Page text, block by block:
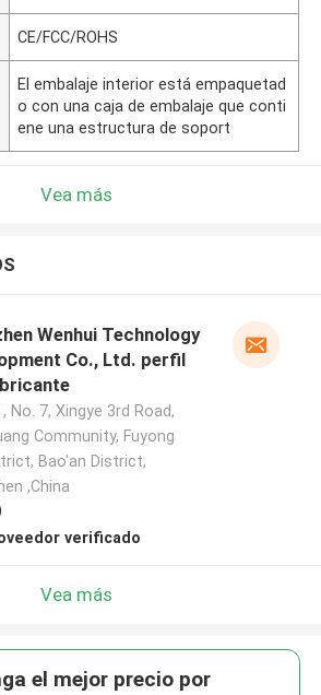
CE/FCC/ROHS
El embalaje interior está empaquetad
o con una caja de embalaje que conti
ene una estructura de soport
Vea más
Wenhui Technology
Co., Ltd. perfil
No. 7, Xingye 3rd Road,
Community, Fuyong
Bao'an District,
,China
verificado
Vea más
el mejor precio por